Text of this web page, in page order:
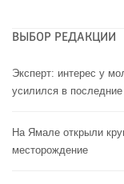
ВЫБОР РЕДАКЦИИ
Эксперт: интерес у
усилился в
На Ямале открыли
месторождение